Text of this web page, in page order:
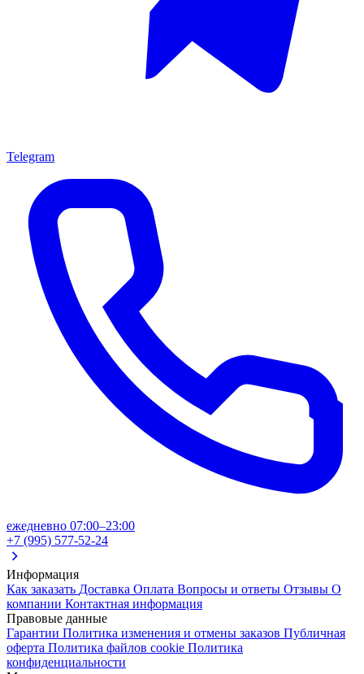
Telegram
ежедневно 07:00–23:00
+7 (995) 577-52-24
Информация
Как заказать Доставка Оплата Вопросы и ответы Отзывы О
компании Контактная информация
Правовые данные
Гарантии Политика изменения и отмены заказов Публичная
оферта Политика файлов cookie Политика
конфиденциальности